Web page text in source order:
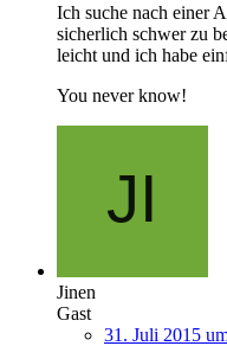
Ich suche nach einer
sicherlich schwer zu
leicht und ich habe
You never know!
Jinen
Gast
31. Juli 2015